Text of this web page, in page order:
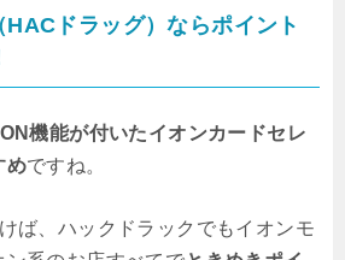
ドラッグ）ならポイント
機能が付いたイオンカードセレ
めですね。
ば、ハックドラックでもイオンモ